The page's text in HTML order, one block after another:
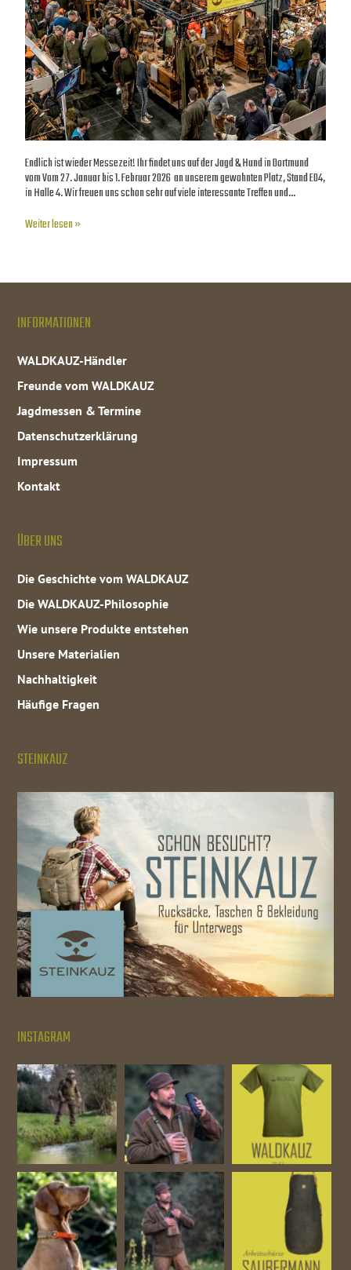
Endlich ist wieder Messezeit! Ihr findet uns auf der Jagd & Hund in Dortmund
vom Vom 27. Januar bis 1. Februar 2026 an unserem gewohnten Platz, Stand E04,
in Halle 4. Wir freuen uns schon sehr auf viele interessante Treffen und…
Weiter lesen »
INFORMATIONEN
WALDKAUZ-Händler
Freunde vom WALDKAUZ
Jagdmessen & Termine
Datenschutzerklärung
Impressum
Kontakt
ÜBER UNS
Die Geschichte vom WALDKAUZ
Die WALDKAUZ-Philosophie
Wie unsere Produkte entstehen
Unsere Materialien
Nachhaltigkeit
Häufige Fragen
STEINKAUZ
INSTAGRAM